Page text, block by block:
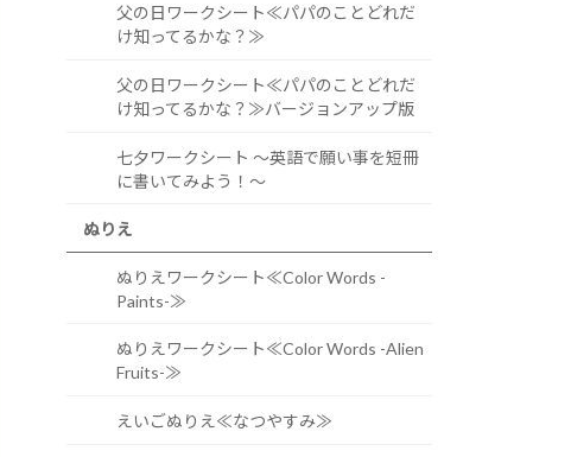
父の日ワークシート≪パパのことどれだ
け知ってるかな？≫
父の日ワークシート≪パパのことどれだ
け知ってるかな？≫バージョンアップ版
七夕ワークシート ～英語で願い事を短冊
に書いてみよう！～
ぬりえ
ぬりえワークシート≪Color Words -
Paints-≫
ぬりえワークシート≪Color Words -Alien
Fruits-≫
えいごぬりえ≪なつやすみ≫